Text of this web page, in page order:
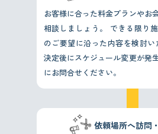
お客様に合った料金プランやお
相談しましょう。
できる限り
のご要望に沿った内容を検討い
決定後にスケジュール変更が発
にお問合せください。
依頼場所へ訪問